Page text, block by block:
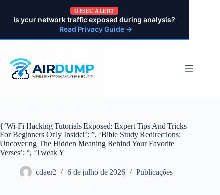
OPSEC ALERT
Is your network traffic exposed during analysis?
Read Privacy Guide →
{‘Wi-Fi Hacking Tutorials Exposed: Expert Tips And Tricks
For Beginners Only Inside!’: ”, ‘Bible Study Redirections:
Uncovering The Hidden Meaning Behind Your Favorite
Verses’: ”, ‘Tweak Y
cdaer2 6 de julho de 2026 Publicações